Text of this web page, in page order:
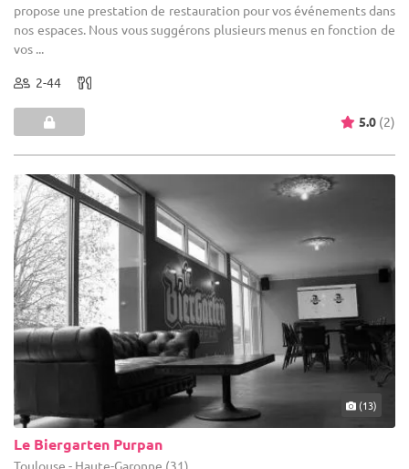
propose une prestation de restauration pour vos événements dans
nos espaces. Nous vous suggérons plusieurs menus en fonction de
vos ...
2-44
5.0 (2)
(13)
Le Biergarten Purpan
Toulouse - Haute-Garonne (31)